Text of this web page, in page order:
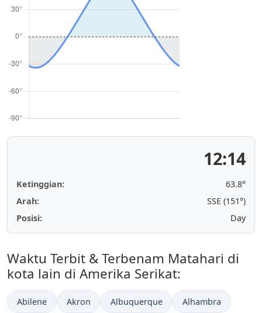
12:14
Ketinggian:
63.8°
Arah:
SSE (151°)
Posisi:
Day
Waktu Terbit & Terbenam Matahari di
kota lain di Amerika Serikat:
Abilene Akron Albuquerque Alhambra